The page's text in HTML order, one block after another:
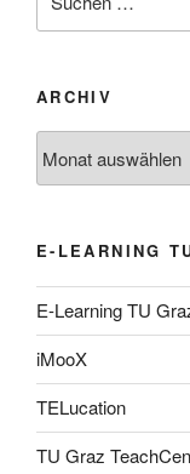
nach:
ARCHIV
E-LEARNING
E-Learning TU
iMooX
TELucation
TU Graz